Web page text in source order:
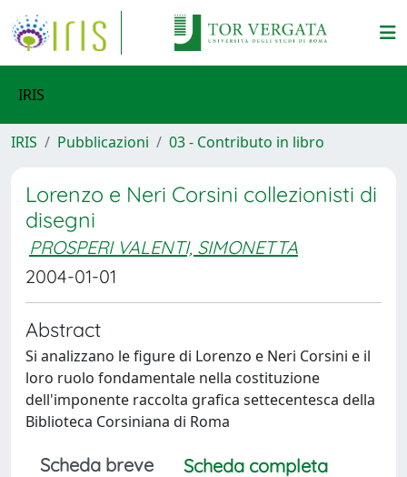
IRIS
IRIS Pubblicazioni 03 - Contributo in libro
Lorenzo e Neri Corsini collezionisti di
disegni
PROSPERI VALENTI, SIMONETTA
2004-01-01
Abstract
Si analizzano le figure di Lorenzo e Neri Corsini e il
loro ruolo fondamentale nella costituzione
dell'imponente raccolta grafica settecentesca della
Biblioteca Corsiniana di Roma
Scheda breve
Scheda completa